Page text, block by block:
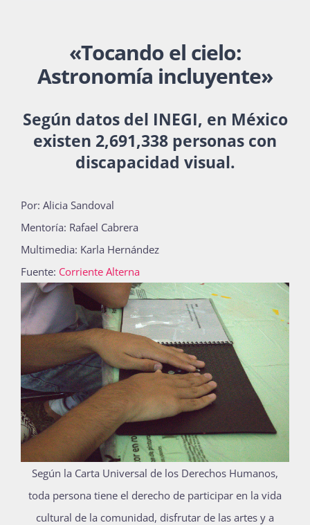
La Boletina
Blog
Súmate
Publicaciones
Bienvenida generación 2027-1
«Tocando el cielo:
Astronomía incluyente»
Según datos del INEGI, en México
existen 2,691,338 personas con
discapacidad visual.
Por: Alicia Sandoval
Mentoría: Rafael Cabrera
Multimedia: Karla Hernández
Fuente: Corriente Alterna
Según la Carta Universal de los Derechos Humanos,
toda persona tiene el derecho de participar en la vida
cultural de la comunidad, disfrutar de las artes y a